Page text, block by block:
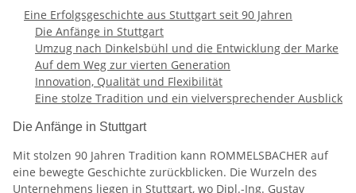
Eine Erfolgsgeschichte aus Stuttgart seit 90 Jahren
Die Anfänge in Stuttgart
Umzug nach Dinkelsbühl und die Entwicklung der Marke
Auf dem Weg zur vierten Generation
Innovation, Qualität und Flexibilität
Eine stolze Tradition und ein vielversprechender Ausblick
Die Anfänge in Stuttgart
Mit stolzen 90 Jahren Tradition kann ROMMELSBACHER auf
eine bewegte Geschichte zurückblicken. Die Wurzeln des
Unternehmens liegen in Stuttgart, wo Dipl.-Ing. Gustav